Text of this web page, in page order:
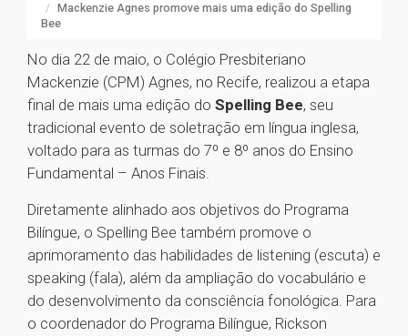
Mackenzie Agnes promove mais uma edição do Spelling
Bee
No dia 22 de maio, o Colégio Presbiteriano
Mackenzie (CPM) Agnes, no Recife, realizou a etapa
final de mais uma edição do Spelling Bee, seu
tradicional evento de soletração em língua inglesa,
voltado para as turmas do 7º e 8º anos do Ensino
Fundamental – Anos Finais.
Diretamente alinhado aos objetivos do Programa
Bilíngue, o Spelling Bee também promove o
aprimoramento das habilidades de listening (escuta) e
speaking (fala), além da ampliação do vocabulário e
do desenvolvimento da consciência fonológica. Para
o coordenador do Programa Bilíngue, Rickson